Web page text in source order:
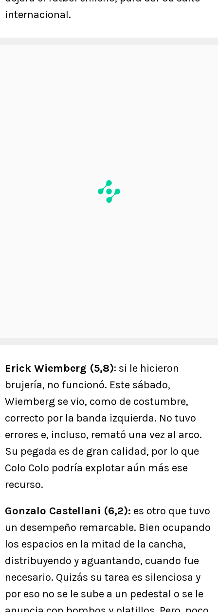
internacional.
Erick Wiemberg (5,8): si le hicieron
brujería, no funcionó. Este sábado,
Wiemberg se vio, como de costumbre,
correcto por la banda izquierda. No tuvo
errores e, incluso, remató una vez al arco.
Su pegada es de gran calidad, por lo que
Colo Colo podría explotar aún más ese
recurso.
Gonzalo Castellani (6,2): es otro que tuvo
un desempeño remarcable. Bien ocupando
los espacios en la mitad de la cancha,
distribuyendo y aguantando, cuando fue
necesario. Quizás su tarea es silenciosa y
por eso no se le sube a un pedestal o se le